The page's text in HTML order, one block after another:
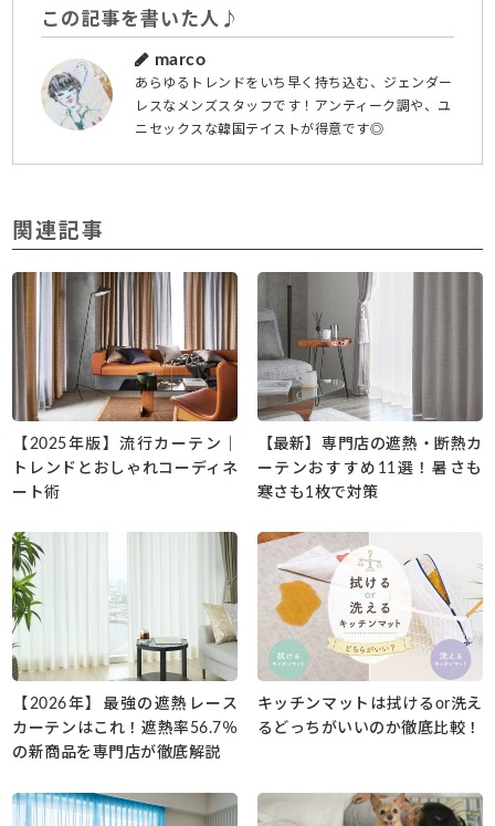
この記事を書いた人♪
marco
あらゆるトレンドをいち早く持ち込む、ジェンダー
レスなメンズスタッフです！アンティーク調や、ユ
ニセックスな韓国テイストが得意です◎
関連記事
【2025年版】流行カーテン｜
トレンドとおしゃれコーディネ
ート術
【最新】専門店の遮熱・断熱カ
ーテンおすすめ11選！暑さも
寒さも1枚で対策
【2026年】最強の遮熱レース
カーテンはこれ！遮熱率56.7％
の新商品を専門店が徹底解説
キッチンマットは拭けるor洗え
るどっちがいいのか徹底比較！